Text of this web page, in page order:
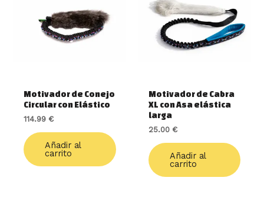
Motivador de Conejo
Circular con Elástico
114.99 €
Añadir al
carrito
Motivador de Cabra
XL con Asa elástica
larga
25.00 €
Añadir al
carrito